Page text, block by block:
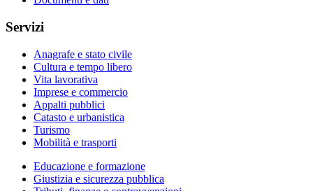
Servizi
Anagrafe e stato civile
Cultura e tempo libero
Vita lavorativa
Imprese e commercio
Appalti pubblici
Catasto e urbanistica
Turismo
Mobilità e trasporti
Educazione e formazione
Giustizia e sicurezza pubblica